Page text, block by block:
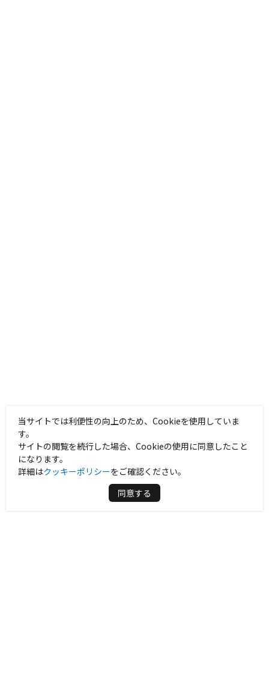
当サイトでは利便性の向上のため、Cookieを使用していま
す。
サイトの閲覧を続行した場合、Cookieの使用に同意したこと
になります。
詳細はクッキーポリシーをご確認ください。
同意する